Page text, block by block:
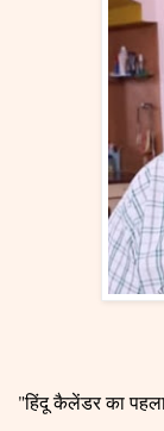
"हिंदू कैलेंडर का